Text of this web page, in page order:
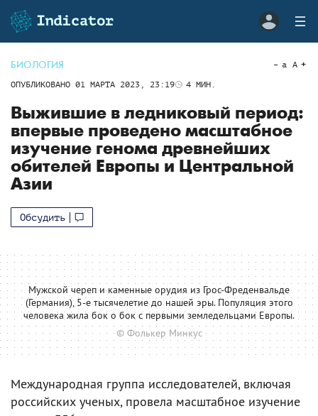
БИОЛОГИЯ
ОПУБЛИКОВАНО 01 МАРТА 2023, 23:19 4 МИН.
a A
Выжившие в ледниковый период:
впервые проведено масштабное
изучение генома древнейших
обителей Европы и Центральной
Азии
Обсудить
Мужской череп и каменные орудия из Грос-Фреденвальде
(Германия), 5-е тысячелетие до нашей эры. Популяция этого
человека жила бок о бок с первыми земледельцами Европы.
© Фолькер Минкус
Международная группа исследователей, включая
российских ученых, провела масштабное изучение